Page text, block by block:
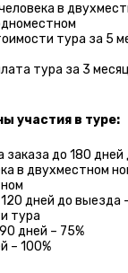
в
тура за 5
тура за 3
участия в туре:
заказа до 180
в двухместном
дней до выезда
тура
дней – 75%
– 100%